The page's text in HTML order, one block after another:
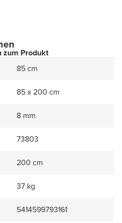
zum Produkt
85 cm
85 x 200 cm
8 mm
73803
200 cm
37 kg
5414599793161